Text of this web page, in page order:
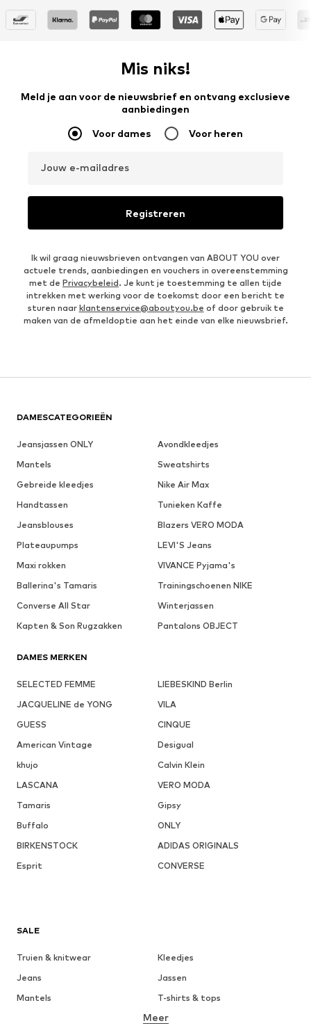
Mis niks!
Meld je aan voor de nieuwsbrief en ontvang exclusieve
aanbiedingen
Voor dames Voor heren
Jouw e-mailadres
Registreren
Ik wil graag nieuwsbrieven ontvangen van ABOUT YOU over
actuele trends, aanbiedingen en vouchers in overeenstemming
met de Privacybeleid. Je kunt je toestemming te allen tijde
intrekken met werking voor de toekomst door een bericht te
sturen naar klantenservice@aboutyou.be of door gebruik te
maken van de afmeldoptie aan het einde van elke nieuwsbrief.
DAMESCATEGORIEËN
Jeansjassen ONLY
Avondkleedjes
Mantels
Sweatshirts
Gebreide kleedjes
Nike Air Max
Handtassen
Tunieken Kaffe
Jeansblouses
Blazers VERO MODA
Plateaupumps
LEVI'S Jeans
Maxi rokken
VIVANCE Pyjama's
Ballerina's Tamaris
Trainingschoenen NIKE
Converse All Star
Winterjassen
Kapten & Son Rugzakken
Pantalons OBJECT
DAMES MERKEN
SELECTED FEMME
LIEBESKIND Berlin
JACQUELINE de YONG
VILA
GUESS
CINQUE
American Vintage
Desigual
khujo
Calvin Klein
LASCANA
VERO MODA
Tamaris
Gipsy
Buffalo
ONLY
BIRKENSTOCK
ADIDAS ORIGINALS
Esprit
CONVERSE
SALE
Truien & knitwear
Kleedjes
Jeans
Jassen
Mantels
T-shirts & tops
Ondergoed
Meer